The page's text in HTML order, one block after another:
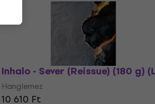
Inhalo - Sever (Reissue) (180 g)
Hanglemez
10 610 Ft